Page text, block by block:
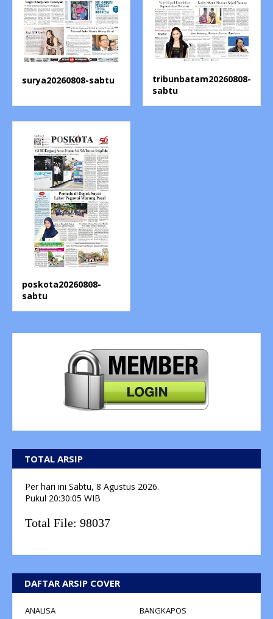
surya20260808-sabtu
tribunbatam20260808-
sabtu
poskota20260808-
sabtu
TOTAL ARSIP
Per hari ini Sabtu, 8 Agustus 2026.
Pukul 20:30:06 WIB
Total File: 98037
DAFTAR ARSIP COVER
ANALISA
BANGKAPOS